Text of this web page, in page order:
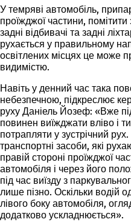
У темряві автомобіль,
проїжджої частини,
задні відбивачі та задні
рухається у правильному
освітлених місцях це може
видимістю.
Навіть у денний час така
небезпечною, підкреслює
руху Даніель Йозеф: «Вже
повинен виїжджати вліво і
потрапляти у зустрічний
транспортні засоби, які
правій стороні проїжджої
автомобіля і через його
під час виїзду з
лише пізно. Оскільки водій
лівого боку автомобіля,
додатково ускладнюється».